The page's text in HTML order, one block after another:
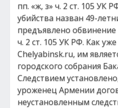
пп. «ж, з» ч. 2 ст. 105 УК
убийства назван 49-
предъявлено обвинение
ч. 2 ст. 105 УК РФ. Как
Chelyabinsk.ru, им
городского собрания
Следствием
уроженец Армении
неустановленным